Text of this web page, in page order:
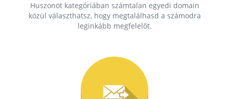
Huszonöt kategóriában számtalan egyedi domain
közül választhatsz, hogy megtalálhasd a számodra
leginkább megfelelőt.